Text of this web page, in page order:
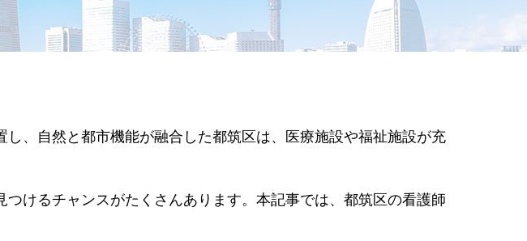
、自然と都市機能が融合した都筑区は、医療施設や福祉施設が充
けるチャンスがたくさんあります。本記事では、都筑区の看護師